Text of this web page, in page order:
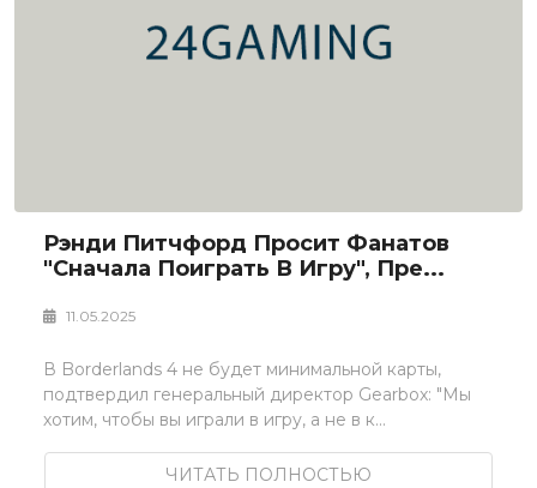
Рэнди Питчфорд Просит Фанатов
"сначала Поиграть В Игру", Пре...
11.05.2025
В Borderlands 4 не будет минимальной карты,
подтвердил генеральный директор Gearbox: "Мы
хотим, чтобы вы играли в игру, а не в к...
ЧИТАТЬ ПОЛНОСТЬЮ